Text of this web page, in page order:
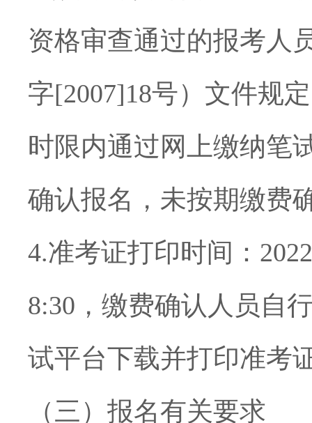
资格审查通过的报考人
字[2007]18号）文件规
时限内通过网上缴纳笔
确认报名，未按期缴费
4.准考证打印时间： 2022
8:30 ， 缴费确认人员自
试平台下载并打印准考
（三）报名有关要求